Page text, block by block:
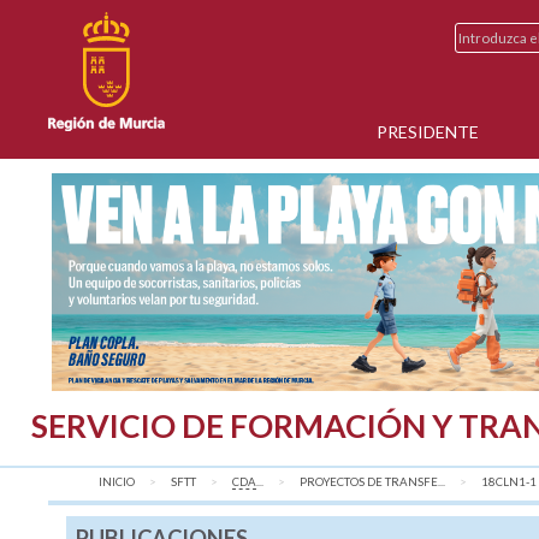
PRESIDENTE
SERVICIO DE FORMACIÓN Y
INICIO SFTT CDA PROYECTOS DE TRANSFE... 18CLN1-1